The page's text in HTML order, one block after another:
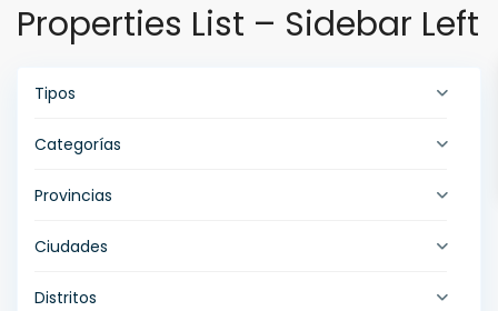
Properties List – Sidebar Left
Tipos
Categorías
Provincias
Ciudades
Distritos